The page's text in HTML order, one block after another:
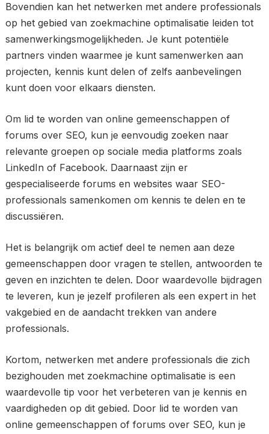
Bovendien kan het netwerken met andere professionals
op het gebied van zoekmachine optimalisatie leiden tot
samenwerkingsmogelijkheden. Je kunt potentiële
partners vinden waarmee je kunt samenwerken aan
projecten, kennis kunt delen of zelfs aanbevelingen
kunt doen voor elkaars diensten.
Om lid te worden van online gemeenschappen of
forums over SEO, kun je eenvoudig zoeken naar
relevante groepen op sociale media platforms zoals
LinkedIn of Facebook. Daarnaast zijn er
gespecialiseerde forums en websites waar SEO-
professionals samenkomen om kennis te delen en te
discussiëren.
Het is belangrijk om actief deel te nemen aan deze
gemeenschappen door vragen te stellen, antwoorden te
geven en inzichten te delen. Door waardevolle bijdragen
te leveren, kun je jezelf profileren als een expert in het
vakgebied en de aandacht trekken van andere
professionals.
Kortom, netwerken met andere professionals die zich
bezighouden met zoekmachine optimalisatie is een
waardevolle tip voor het verbeteren van je kennis en
vaardigheden op dit gebied. Door lid te worden van
online gemeenschappen of forums over SEO, kun je